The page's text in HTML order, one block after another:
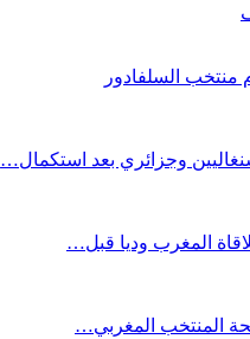
منتخب السلفادور
وجزائري بعد استكمال…
المغرب وديا قبل…
المنتخب المغربي…